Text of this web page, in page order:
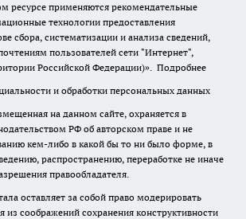
ресурсе применяются рекомендательные
технологии предоставления
сбора, систематизации и анализа сведений,
пользователей сети "Интернет",
Российской Федерации)». Подробнее
и обработки персональных данных
на данном сайте, охраняется в
РФ об авторском праве и не
кем-либо в какой бы то ни было форме, в
распространению, переработке не иначе
правообладателя.
оставляет за собой право модерировать
из соображений сохранения конструктивности